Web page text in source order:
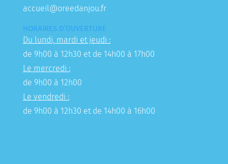
accueil@oreedanjou.fr
HORAIRES D’OUVERTURE
Du lundi, mardi et jeudi :
de 9h00 à 12h30 et de 14h00 à 17h00
Le mercredi :
de 9h00 à 12h00
Le vendredi :
de 9h00 à 12h30 et de 14h00 à 16h00